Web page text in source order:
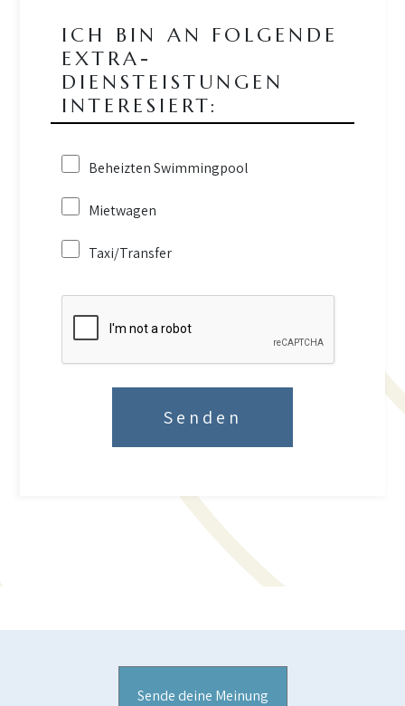
ICH BIN AN FOLGENDE
EXTRA-
DIENSTEISTUNGEN
INTERESIERT:
Beheizten Swimmingpool
Mietwagen
Taxi/Transfer
Senden
Sende deine Meinung